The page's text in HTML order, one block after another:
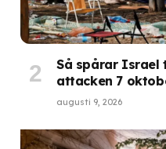
Så spårar Israel
attacken 7
augusti 9, 2026